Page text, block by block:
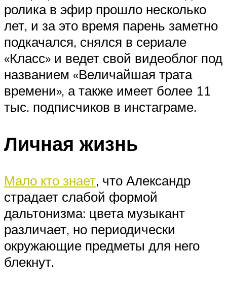
ролика в эфир прошло несколько
лет, и за это время парень заметно
подкачался, снялся в сериале
«Класс» и ведет свой видеоблог под
названием «Величайшая трата
времени», а также имеет более 11
тыс. подписчиков в инстаграме.
Личная жизнь
Мало кто знает, что Александр
страдает слабой формой
дальтонизма: цвета музыкант
различает, но периодически
окружающие предметы для него
блекнут.